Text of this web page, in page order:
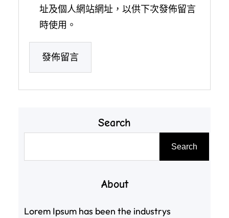
址及個人網站網址，以供下次發佈留言
時使用。
Search
Search
About
Lorem Ipsum has been the industrys